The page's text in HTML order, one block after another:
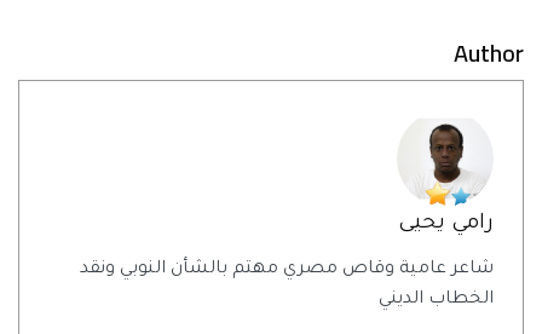
Author
رامي يحيى
شاعر عامية وقاص مصري مهتم بالشأن النوبي ونقد
الخطاب الديني